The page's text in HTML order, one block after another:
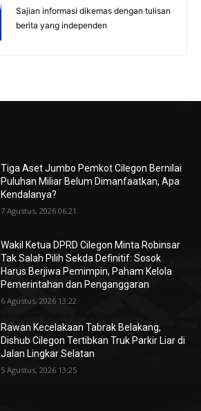
Sajian informasi dikemas dengan tulisan
berita yang independen
Tiga Aset Jumbo Pemkot Cilegon Bernilai
Puluhan Miliar Belum Dimanfaatkan, Apa
Kendalanya?
7 Agustus, 2026 06:21
Wakil Ketua DPRD Cilegon Minta Robinsar
Tak Salah Pilih Sekda Definitif: Sosok
Harus Berjiwa Pemimpin, Paham Kelola
Pemerintahan dan Penganggaran
6 Agustus, 2026 13:22
Rawan Kecelakaan Tabrak Belakang,
Dishub Cilegon Tertibkan Truk Parkir Liar di
Jalan Lingkar Selatan
5 Agustus, 2026 13:25